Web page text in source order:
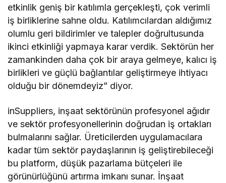
etkinlik geniş bir katılımla gerçekleşti, çok verimli
iş birliklerine sahne oldu. Katılımcılardan aldığımız
olumlu geri bildirimler ve talepler doğrultusunda
ikinci etkinliği yapmaya karar verdik. Sektörün her
zamankinden daha çok bir araya gelmeye, kalıcı iş
birlikleri ve güçlü bağlantılar geliştirmeye ihtiyacı
olduğu bir dönemdeyiz” diyor.
inSuppliers, inşaat sektörünün profesyonel ağıdır
ve sektör profesyonellerinin doğrudan iş ortakları
bulmalarını sağlar. Üreticilerden uygulamacılara
kadar tüm sektör paydaşlarının iş geliştirebileceği
bu platform, düşük pazarlama bütçeleri ile
görünürlüğünü artırma imkanı sunar. İnşaat